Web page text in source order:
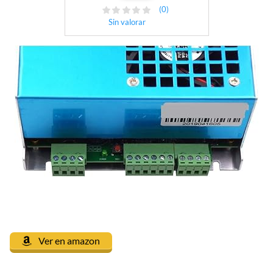
Brown)
Sin valorar
(0)
Ver en amazon